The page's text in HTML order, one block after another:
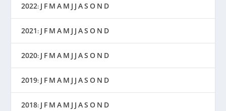
2022: J F M A M J J AS O N D
2021: J F M A M J J AS O N D
2020: J F M A M J J AS O N D
2019: J F M A M J J AS O N D
2018: J F M A M J J AS O N D